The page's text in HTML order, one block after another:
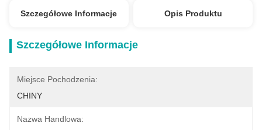
Szczegółowe Informacje Opis Produktu
Szczegółowe Informacje
Miejsce Pochodzenia:
CHINY
Nazwa Handlowa: